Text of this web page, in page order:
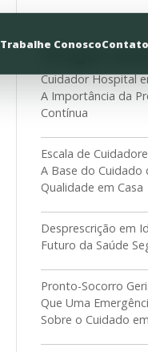
Trabalhe ConoscoContato
Artigos
Cuidador Hospital
A Importância da
Contínua
Escala de
A Base do Cuidado
Qualidade em Casa
Desprescrição em
Futuro da Saúde
Pronto-Socorro
Que Uma
Sobre o Cuidado